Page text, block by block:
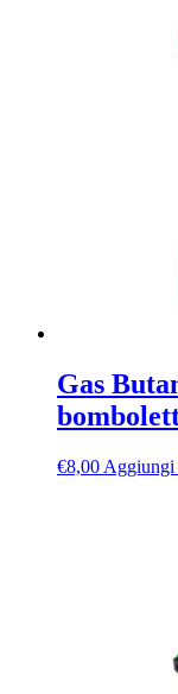
Gas
€8,00 Aggiungi